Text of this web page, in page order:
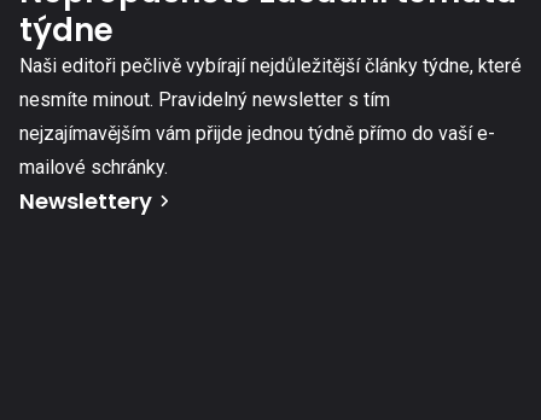
týdne
Naši editoři pečlivě vybírají nejdůležitější články týdne, které
nesmíte minout. Pravidelný newsletter s tím
nejzajímavějším vám přijde jednou týdně přímo do vaší e-
mailové schránky.
Newslettery